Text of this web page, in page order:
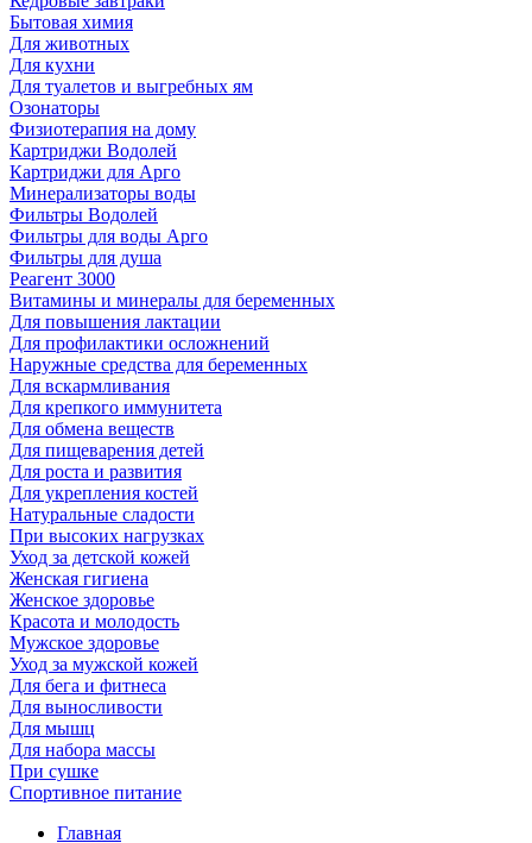
Бытовая химия
Для животных
Для кухни
Для туалетов и выгребных ям
Озонаторы
Физиотерапия на дому
Картриджи Водолей
Картриджи для Арго
Минерализаторы воды
Фильтры Водолей
Фильтры для воды Арго
Фильтры для душа
Реагент 3000
Витамины и минералы для беременных
Для повышения лактации
Для профилактики осложнений
Наружные средства для беременных
Для вскармливания
Для крепкого иммунитета
Для обмена веществ
Для пищеварения детей
Для роста и развития
Для укрепления костей
Натуральные сладости
При высоких нагрузках
Уход за детской кожей
Женская гигиена
Женское здоровье
Красота и молодость
Мужское здоровье
Уход за мужской кожей
Для бега и фитнеса
Для выносливости
Для мышц
Для набора массы
При сушке
Спортивное питание
Главная